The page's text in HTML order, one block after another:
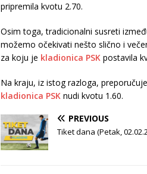
pripremila kvotu 2.70.
Osim toga, tradicionalni susreti
možemo očekivati nešto slično i
za koju je kladionica PSK postavila
Na kraju, iz istog razloga,
kladionica PSK nudi kvotu 1.60.
PREVIOUS
Tiket dana (Petak,